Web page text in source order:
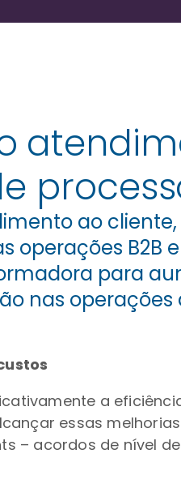
ao
operações B2B
para
nas
a
essas
– acordos de nível